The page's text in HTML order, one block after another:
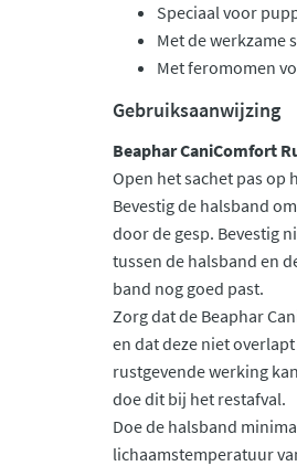
Speciaal voor
Met de werkzame
Met feromomen
Gebruiksaanwijzing
Beaphar CaniComfort
Open het sachet pas op
Bevestig de halsband
door de gesp. Bevestig
tussen de halsband en
band nog goed past.
Zorg dat de Beaphar
en dat deze niet
rustgevende werking
doe dit bij het restafval.
Doe de halsband
lichaamstemperatuur